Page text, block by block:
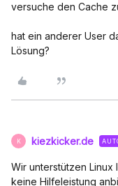
versuche den Cache
hat ein anderer User
Lösung?
K kiezkicker.de
Wir unterstützen
keine Hilfeleistung